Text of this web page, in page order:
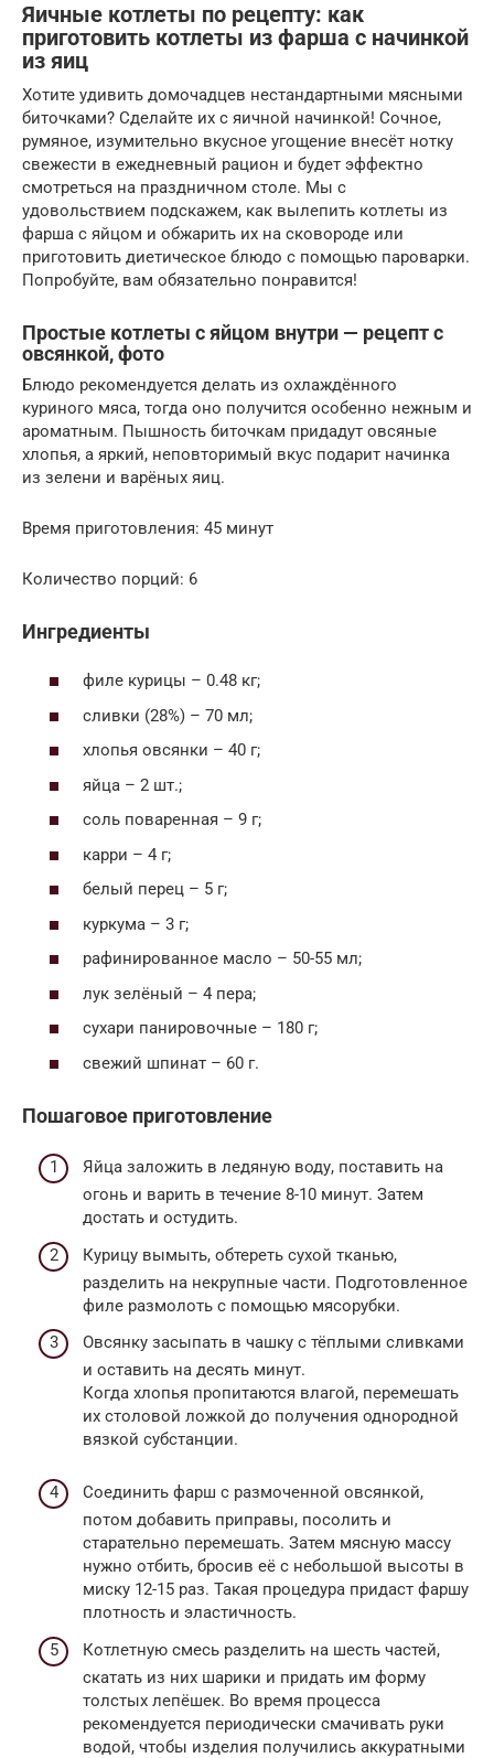
Яичные котлеты по рецепту: как
приготовить котлеты из фарша с начинкой
из яиц
Хотите удивить домочадцев нестандартными мясными
биточками? Сделайте их с яичной начинкой! Сочное,
румяное, изумительно вкусное угощение внесёт нотку
свежести в ежедневный рацион и будет эффектно
смотреться на праздничном столе. Мы с
удовольствием подскажем, как вылепить котлеты из
фарша с яйцом и обжарить их на сковороде или
приготовить диетическое блюдо с помощью пароварки.
Попробуйте, вам обязательно понравится!
Простые котлеты с яйцом внутри — рецепт с
овсянкой, фото
Блюдо рекомендуется делать из охлаждённого
куриного мяса, тогда оно получится особенно нежным и
ароматным. Пышность биточкам придадут овсяные
хлопья, а яркий, неповторимый вкус подарит начинка
из зелени и варёных яиц.
Время приготовления: 45 минут
Количество порций: 6
Ингредиенты
филе курицы – 0.48 кг;
сливки (28%) – 70 мл;
хлопья овсянки – 40 г;
яйца – 2 шт.;
соль поваренная – 9 г;
карри – 4 г;
белый перец – 5 г;
куркума – 3 г;
рафинированное масло – 50-55 мл;
лук зелёный – 4 пера;
сухари панировочные – 180 г;
свежий шпинат – 60 г.
Пошаговое приготовление
Яйца заложить в ледяную воду, поставить на
огонь и варить в течение 8-10 минут. Затем
достать и остудить.
Курицу вымыть, обтереть сухой тканью,
разделить на некрупные части. Подготовленное
филе размолоть с помощью мясорубки.
Овсянку засыпать в чашку с тёплыми сливками
и оставить на десять минут.
Когда хлопья пропитаются влагой, перемешать
их столовой ложкой до получения однородной
вязкой субстанции.
Соединить фарш с размоченной овсянкой,
потом добавить приправы, посолить и
старательно перемешать. Затем мясную массу
нужно отбить, бросив её с небольшой высоты в
миску 12-15 раз. Такая процедура придаст фаршу
плотность и эластичность.
Котлетную смесь разделить на шесть частей,
скатать из них шарики и придать им форму
толстых лепёшек. Во время процесса
рекомендуется периодически смачивать руки
водой, чтобы изделия получились аккуратными